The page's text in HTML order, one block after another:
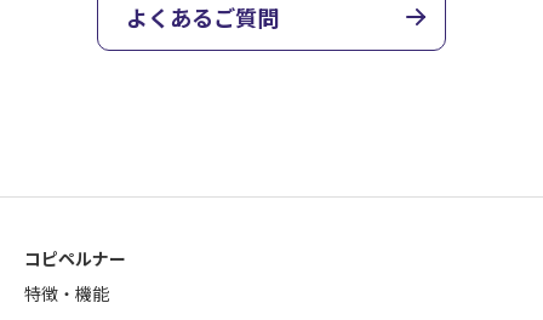
よくあるご質問
コピペルナー
特徴・機能